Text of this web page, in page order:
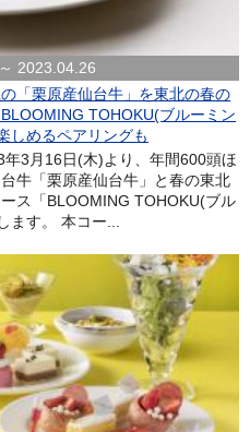
2023.04.26
「栗原産仙台牛」を東北の春の
TOHOKU(ブルーミン
めるペアリングも
3月16日(木)より、年間600頭ほ
牛「栗原産仙台牛」と春の東北
ス「BLOOMING TOHOKU(ブル
ます。 本コー...